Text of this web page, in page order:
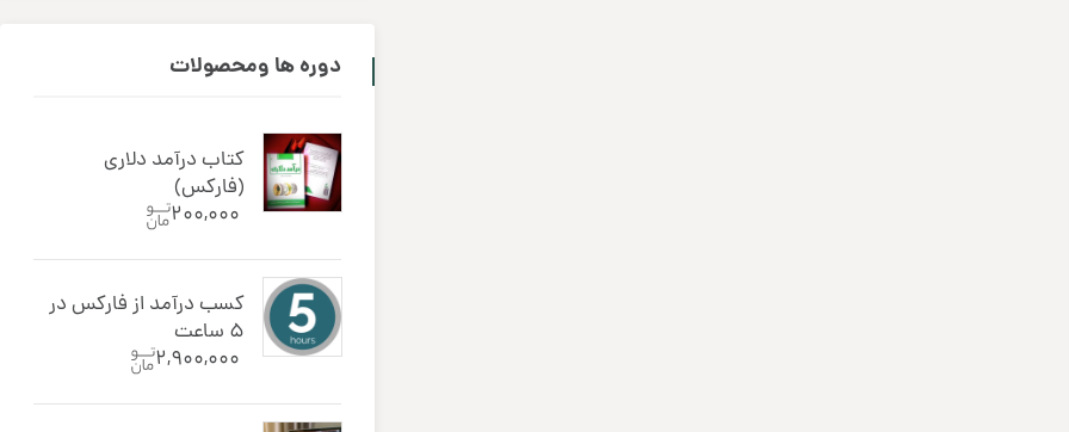
دوره ‌ها ومحصولات
کتاب درآمد دلاری
(فارکس)
۲۰۰,۰۰۰
کسب درآمد از فارکس در
5 ساعت
۲,۹۰۰,۰۰۰